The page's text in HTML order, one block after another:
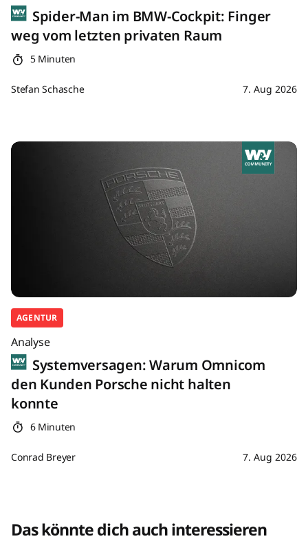
Spider-Man im BMW-Cockpit: Finger
weg vom letzten privaten Raum
5 Minuten
Stefan Schasche 7. Aug 2026
AGENTUR
Analyse
Systemversagen: Warum Omnicom
den Kunden Porsche nicht halten
konnte
6 Minuten
Conrad Breyer 7. Aug 2026
Das könnte dich auch interessieren